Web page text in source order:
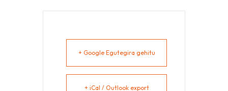
+ Google Egutegira gehitu
+ iCal / Outlook export